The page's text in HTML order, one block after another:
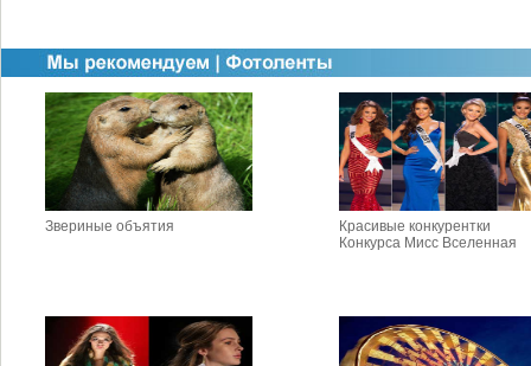
Звериные объятия
Красивые конкурентки
Конкурса Мисс Вселенная